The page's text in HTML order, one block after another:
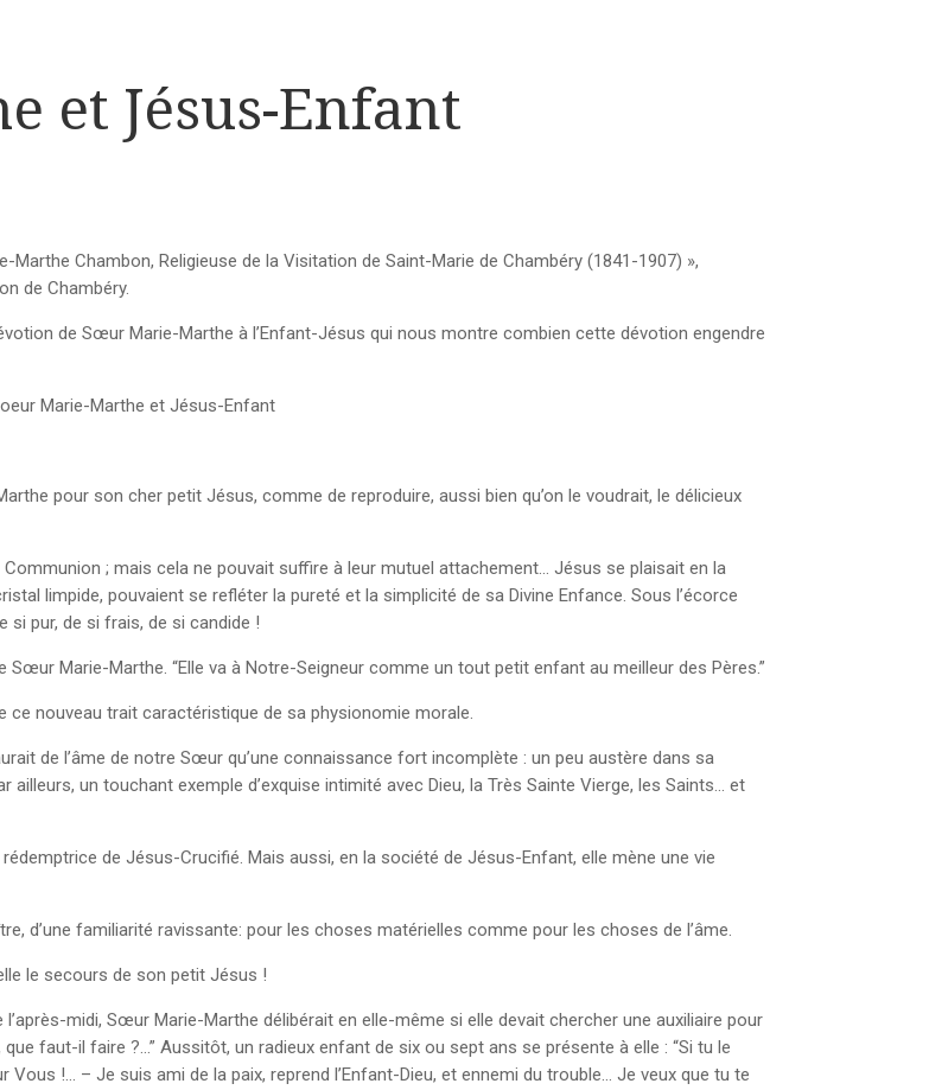
et Jésus-Enfant
Chambon, Religieuse de la Visitation de Saint-Marie de Chambéry (1841-1907) »,
de Chambéry.
de Sœur Marie-Marthe à l’Enfant-Jésus qui nous montre combien cette dévotion engendre
Marie-Marthe et Jésus-Enfant
pour son cher petit Jésus, comme de reproduire, aussi bien qu’on le voudrait, le délicieux
; mais cela ne pouvait suffire à leur mutuel attachement… Jésus se plaisait en la
limpide, pouvaient se refléter la pureté et la simplicité de sa Divine Enfance. Sous l’écorce
pur, de si frais, de si candide !
Marie-Marthe. “Elle va à Notre-Seigneur comme un tout petit enfant au meilleur des Pères.”
ce nouveau trait caractéristique de sa physionomie morale.
de l’âme de notre Sœur qu’une connaissance fort incomplète : un peu austère dans sa
ailleurs, un touchant exemple d’exquise intimité avec Dieu, la Très Sainte Vierge, les Saints… et
de Jésus-Crucifié. Mais aussi, en la société de Jésus-Enfant, elle mène une vie
d’une familiarité ravissante: pour les choses matérielles comme pour les choses de l’âme.
le secours de son petit Jésus !
midi, Sœur Marie-Marthe délibérait en elle-même si elle devait chercher une auxiliaire pour
faut-il faire ?…” Aussitôt, un radieux enfant de six ou sept ans se présente à elle : “Si tu le
!… – Je suis ami de la paix, reprend l’Enfant-Dieu, et ennemi du trouble… Je veux que tu te